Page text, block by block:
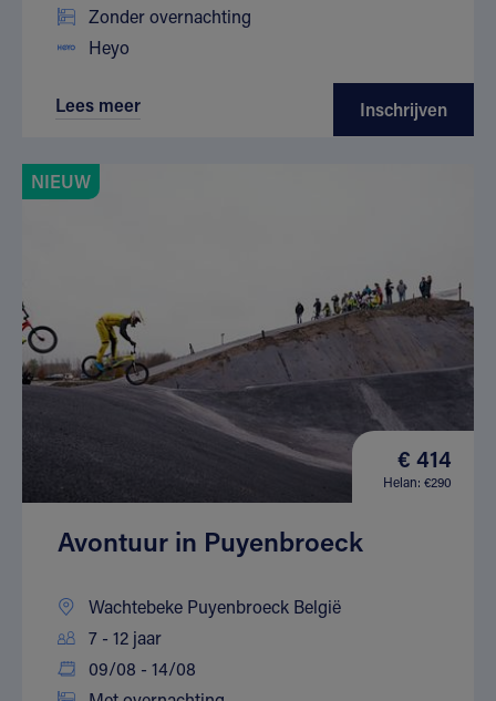
Zonder overnachting
Heyo
Lees meer Inschrijven
NIEUW
€ 414
Helan: €290
Avontuur in Puyenbroeck
Wachtebeke Puyenbroeck België
7 - 12 jaar
09/08 - 14/08